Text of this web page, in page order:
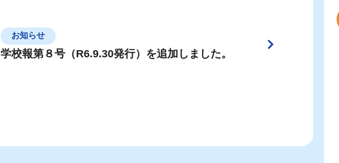
お知らせ
学校報第８号（R6.9.30発行）を追加しました。